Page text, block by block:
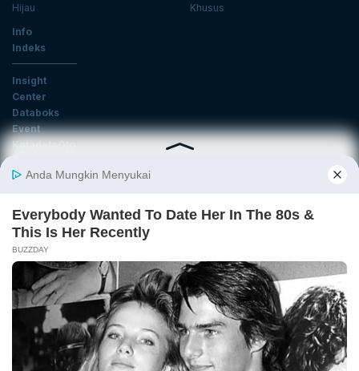
Hijau
Khusus
Info
Indeks
Insight
Center
Databoks
Event
KatadataOto
Email
Daftar
Tentang Katadata Advertising Karier
Pedoman Media Siber
Kebijakan Privasi
Disclaimer
Hubungi Kami
©2026 Katadata. Hak cipta dilindungi Undang-undang.